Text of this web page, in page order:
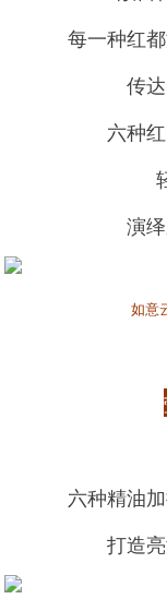
每一种红
传
六种
演
如意
六种精油
打造